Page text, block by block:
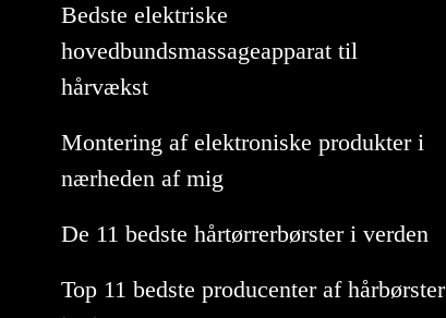
Bedste elektriske
hovedbundsmassageapparat til
hårvækst
Montering af elektroniske produkter i
nærheden af mig
De 11 bedste hårtørrerbørster i verden
Top 11 bedste producenter af hårbørster